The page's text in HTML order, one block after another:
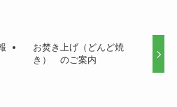
お焚き上げ（どんど焼
き） のご案内